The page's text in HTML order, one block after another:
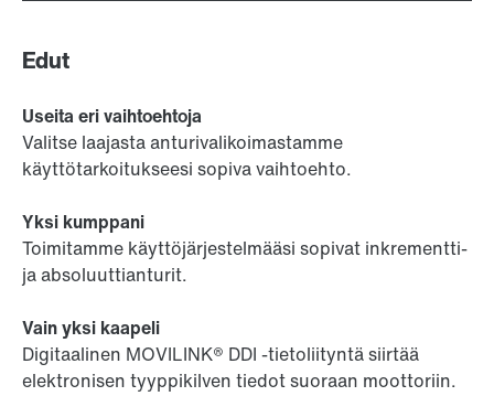
Edut
Useita eri vaihtoehtoja
Valitse laajasta anturivalikoimastamme
käyttötarkoitukseesi sopiva vaihtoehto.
Yksi kumppani
Toimitamme käyttöjärjestelmääsi sopivat inkrementti-
ja absoluuttianturit.
Vain yksi kaapeli
Digitaalinen MOVILINK® DDI -tietoliityntä siirtää
elektronisen tyyppikilven tiedot suoraan moottoriin.